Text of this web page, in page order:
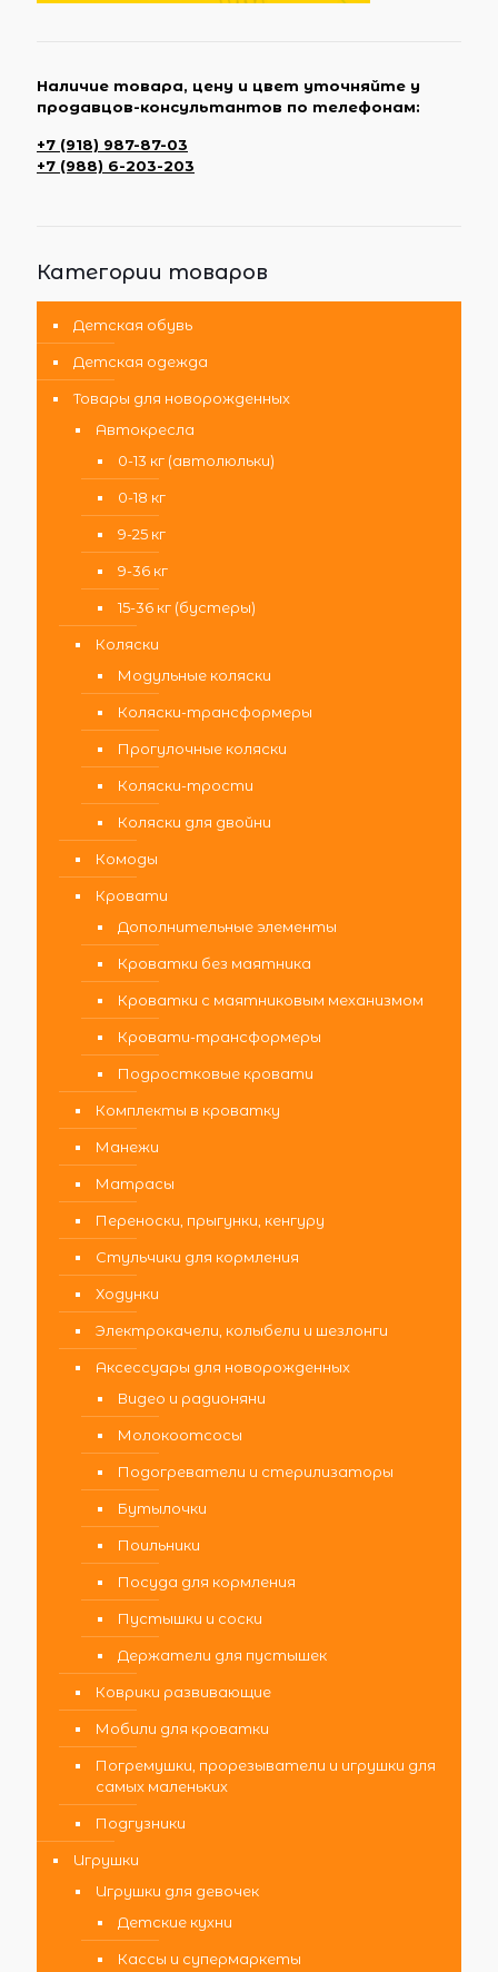
Наличие товара, цену и цвет уточняйте у
продавцов-консультантов по телефонам:
+7 (918) 987-87-03
+7 (988) 6-203-203
Категории товаров
Детская обувь
Детская одежда
Товары для новорожденных
Автокресла
0-13 кг (автолюльки)
0-18 кг
9-25 кг
9-36 кг
15-36 кг (бустеры)
Коляски
Модульные коляски
Коляски-трансформеры
Прогулочные коляски
Коляски-трости
Коляски для двойни
Комоды
Кровати
Дополнительные элементы
Кроватки без маятника
Кроватки с маятниковым механизмом
Кровати-трансформеры
Подростковые кровати
Комплекты в кроватку
Манежи
Матрасы
Переноски, прыгунки, кенгуру
Стульчики для кормления
Ходунки
Электрокачели, колыбели и шезлонги
Аксессуары для новорожденных
Видео и радионяни
Молокоотсосы
Подогреватели и стерилизаторы
Бутылочки
Поильники
Посуда для кормления
Пустышки и соски
Держатели для пустышек
Коврики развивающие
Мобили для кроватки
Погремушки, прорезыватели и игрушки для
самых маленьких
Подгузники
Игрушки
Игрушки для девочек
Детские кухни
Кассы и супермаркеты